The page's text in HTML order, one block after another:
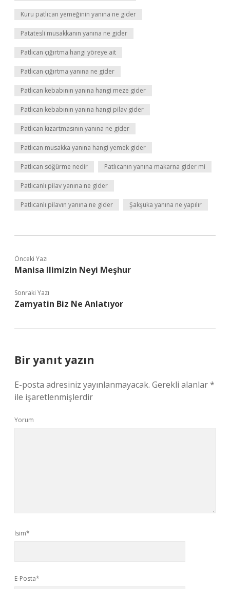
Kuru patlıcan yemeğinin yanına ne gider
Patatesli musakkanın yanına ne gider
Patlıcan çığırtma hangi yöreye ait
Patlıcan çığırtma yanına ne gider
Patlıcan kebabının yanına hangi meze gider
Patlıcan kebabının yanına hangi pilav gider
Patlıcan kızartmasının yanına ne gider
Patlıcan musakka yanına hangi yemek gider
Patlıcan söğürme nedir Patlıcanın yanına makarna gider mi
Patlıcanlı pilav yanına ne gider
Patlıcanlı pilavın yanına ne gider Şakşuka yanına ne yapılır
Önceki Yazı
Manisa Ilimizin Neyi Meşhur
Sonraki Yazı
Zamyatin Biz Ne Anlatıyor
Bir yanıt yazın
E-posta adresiniz yayınlanmayacak. Gerekli alanlar*
ile işaretlenmişlerdir
Yorum
İsim*
E-Posta*